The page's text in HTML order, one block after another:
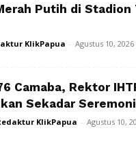
Putih di Stadion
KlikPapua - Agustus 10, 2026
Camaba, Rektor
Sekadar
KlikPapua - Agustus 10,